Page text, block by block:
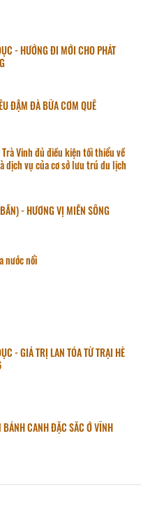
- HƯỚNG ĐI MỚI CHO PHÁT
ĐẬM ĐÀ BỮA CƠM QUÊ
Vinh đủ điều kiện tối thiểu về
dịch vụ của cơ sở lưu trú du lịch
- HƯƠNG VỊ MIỀN SÔNG
nước nổi
- GIÁ TRỊ LAN TỎA TỪ TRẠI HÈ
BÁNH CANH ĐẶC SẮC Ở VĨNH